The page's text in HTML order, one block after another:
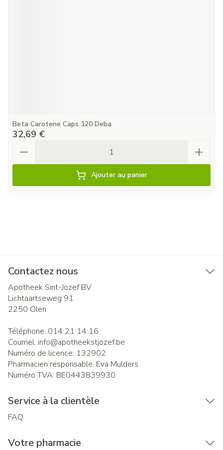
Beta Carotene Caps 120 Deba
32,69 €
Ajouter au panier
Contactez nous
Apotheek Sint-Jozef BV
Lichtaartseweg 91
2250 Olen
Téléphone: 014 21 14 16
Courriel: info@apotheekstjozef.be
Numéro de licence: 132902
Pharmacien responsable: Eva Mulders
Numéro TVA: BE0443839930
Service à la clientèle
FAQ
Votre pharmacie